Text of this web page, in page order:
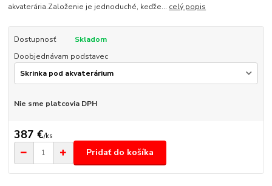
akvaterária.Založenie je jednoduché, keďže... celý popis
Dostupnosť
Skladom
Doobjednávam podstavec
Nie sme platcovia DPH
387 €/ks
Pridať do košíka